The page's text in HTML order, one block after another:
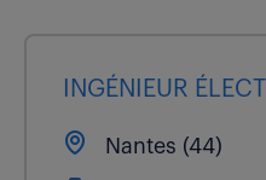
INGÉNIEUR
Nantes (44)